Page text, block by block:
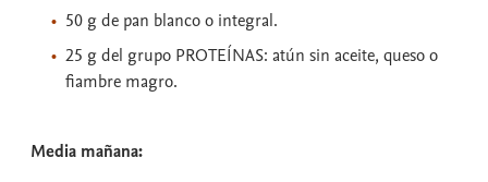
50 g de pan blanco o integral.
25 g del grupo PROTEÍNAS: atún sin aceite, queso o
fiambre magro.
Media mañana: